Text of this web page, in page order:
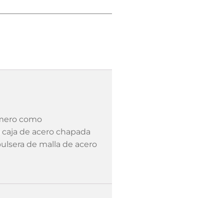
como
de acero chapada
de malla de acero